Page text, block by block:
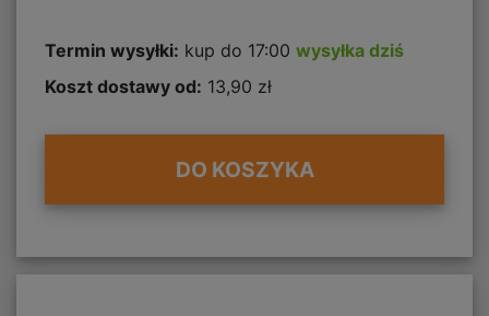
Termin wysyłki: kup do 17:00 wysyłka dziś
Koszt dostawy od: 13,90 zł
DO KOSZYKA